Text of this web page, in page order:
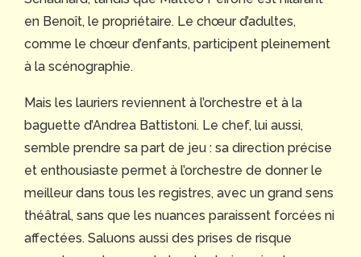
en Benoît, le propriétaire. Le chœur d’adultes,
comme le chœur d’enfants, participent pleinement
à la scénographie.
Mais les lauriers reviennent à l’orchestre et à la
baguette d’Andrea Battistoni. Le chef, lui aussi,
semble prendre sa part de jeu : sa direction précise
et enthousiaste permet à l’orchestre de donner le
meilleur dans tous les registres, avec un grand sens
théâtral, sans que les nuances paraissent forcées ni
affectées. Saluons aussi des prises de risque